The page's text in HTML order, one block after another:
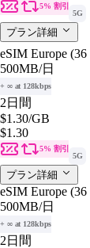
5% 割引
5G
プラン詳細
eSIM Europe
500MB/日
+ ∞ at 128kbps
2日間
$1.30/GB
$1.30
5% 割引
5G
プラン詳細
eSIM Europe
500MB/日
+ ∞ at 128kbps
2日間